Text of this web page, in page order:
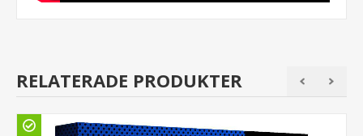
RELATERADE PRODUKTER